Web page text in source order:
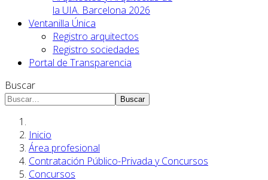
la UIA. Barcelona 2026
Ventanilla Única
Registro arquitectos
Registro sociedades
Portal de Transparencia
Buscar
Buscar
Inicio
Área profesional
Contratación Público-Privada y Concursos
Concursos